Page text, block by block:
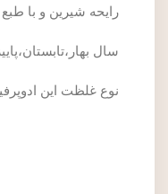
رایحه شیرین و با
سال
نوع غلظت این ادوپرفیوم